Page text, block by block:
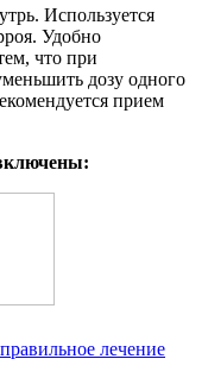
Используется
Удобно
что при
дозу одного
прием
лечение